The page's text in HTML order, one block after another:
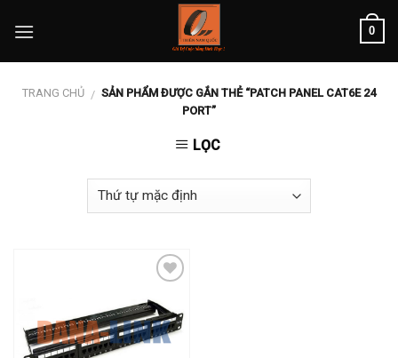
0
TRANG CHỦ / SẢN PHẨM ĐƯỢC GẮN THẺ “PATCH PANEL CAT6E 24
PORT”
LỌC
Add to
wishlist